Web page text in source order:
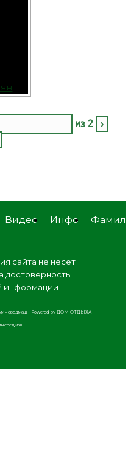
из 2
›
Видео Инфо
сайта не несет
достоверность
информации
| Powered by ДОМ ОТДЫХА